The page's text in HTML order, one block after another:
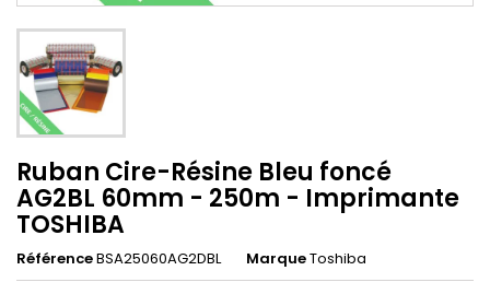
Ruban Cire-Résine Bleu foncé
AG2BL 60mm - 250m - Imprimante
TOSHIBA
RéférenceBSA25060AG2DBL MarqueToshiba